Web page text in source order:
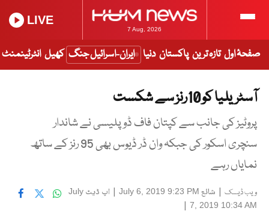
7 Aug, 2026
LIVE
صفحۂ اول تازہ ترین پاکستان دنیا ایران-اسرائیل جنگ کھیل انٹرٹینمنٹ
آسٹریلیا کو 10رنز سے شکست
پروٹیز کی جانب سے کپتان فاف ڈوپلیسی نے شاندار
سنچری اسکور کی جبکہ وان ڈر ڈیوس بھی 95 رنز کے ساتھ
نمایاں رہے
ویب ڈیسک | شائع July 6, 2019 9:23 PM
| اپ ڈیٹ July
7, 2019 10:34 AM
|